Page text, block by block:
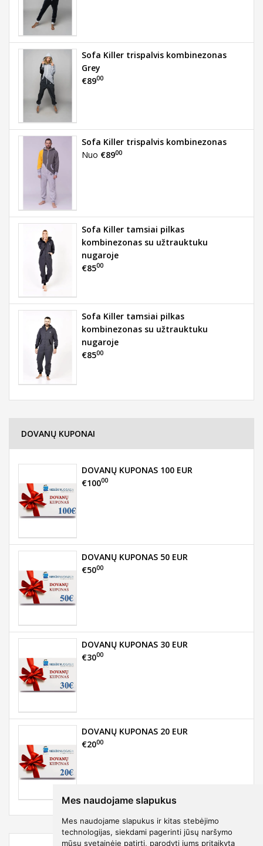
Mes naudojame slapukus
Mes naudojame slapukus ir kitas stebėjimo
technologijas, siekdami pagerinti jūsų naršymo
mūsų svetainėje patirtį, parodyti jums pritaikytą
Sofa Killer trispalvis kombinezonas
Grey
€8900
Sofa Killer trispalvis kombinezonas
Nuo €8900
Sofa Killer tamsiai pilkas
kombinezonas su užtrauktuku
nugaroje
€8500
Sofa Killer tamsiai pilkas
kombinezonas su užtrauktuku
nugaroje
€8500
DOVANŲ KUPONAI
DOVANŲ KUPONAS 100 EUR
€10000
DOVANŲ KUPONAS 50 EUR
€5000
DOVANŲ KUPONAS 30 EUR
€3000
DOVANŲ KUPONAS 20 EUR
€2000